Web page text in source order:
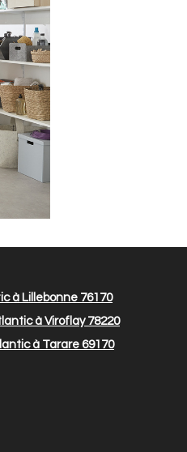
à Lillebonne 76170
à Viroflay 78220
à Tarare 69170